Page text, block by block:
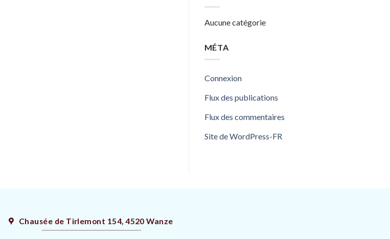
Aucune catégorie
MÉTA
Connexion
Flux des publications
Flux des commentaires
Site de WordPress-FR
Chausée de Tirlemont 154, 4520 Wanze